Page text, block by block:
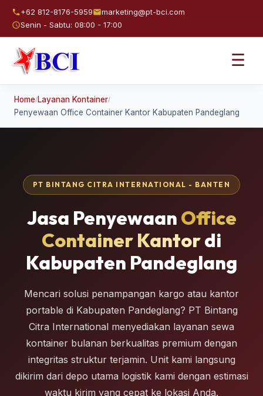
+62 812-8176-5959
marketing@pt-bci.com
Senin - Sabtu: 08:00 - 17:00
☰
Home/Layanan Kontainer/
Penyewaan Office Container Kantor Kabupaten Pandeglang
PT BINTANG CITRA INTERNATIONAL - BANTEN
Jasa Penyewaan Office
Container Kantordi
Kabupaten Pandeglang
Mencari solusi penampangan kargo atau kantor
portable di Kabupaten Pandeglang? PT Bintang
Citra International menyediakan layanan sewa
kontainer bulanan berkualitas premium dengan
integritas struktur terjamin. Unit kami langsung
dikirim dari depo utama logistik kami dengan estimasi
waktu kirim yang cepat ke lokasi Anda.